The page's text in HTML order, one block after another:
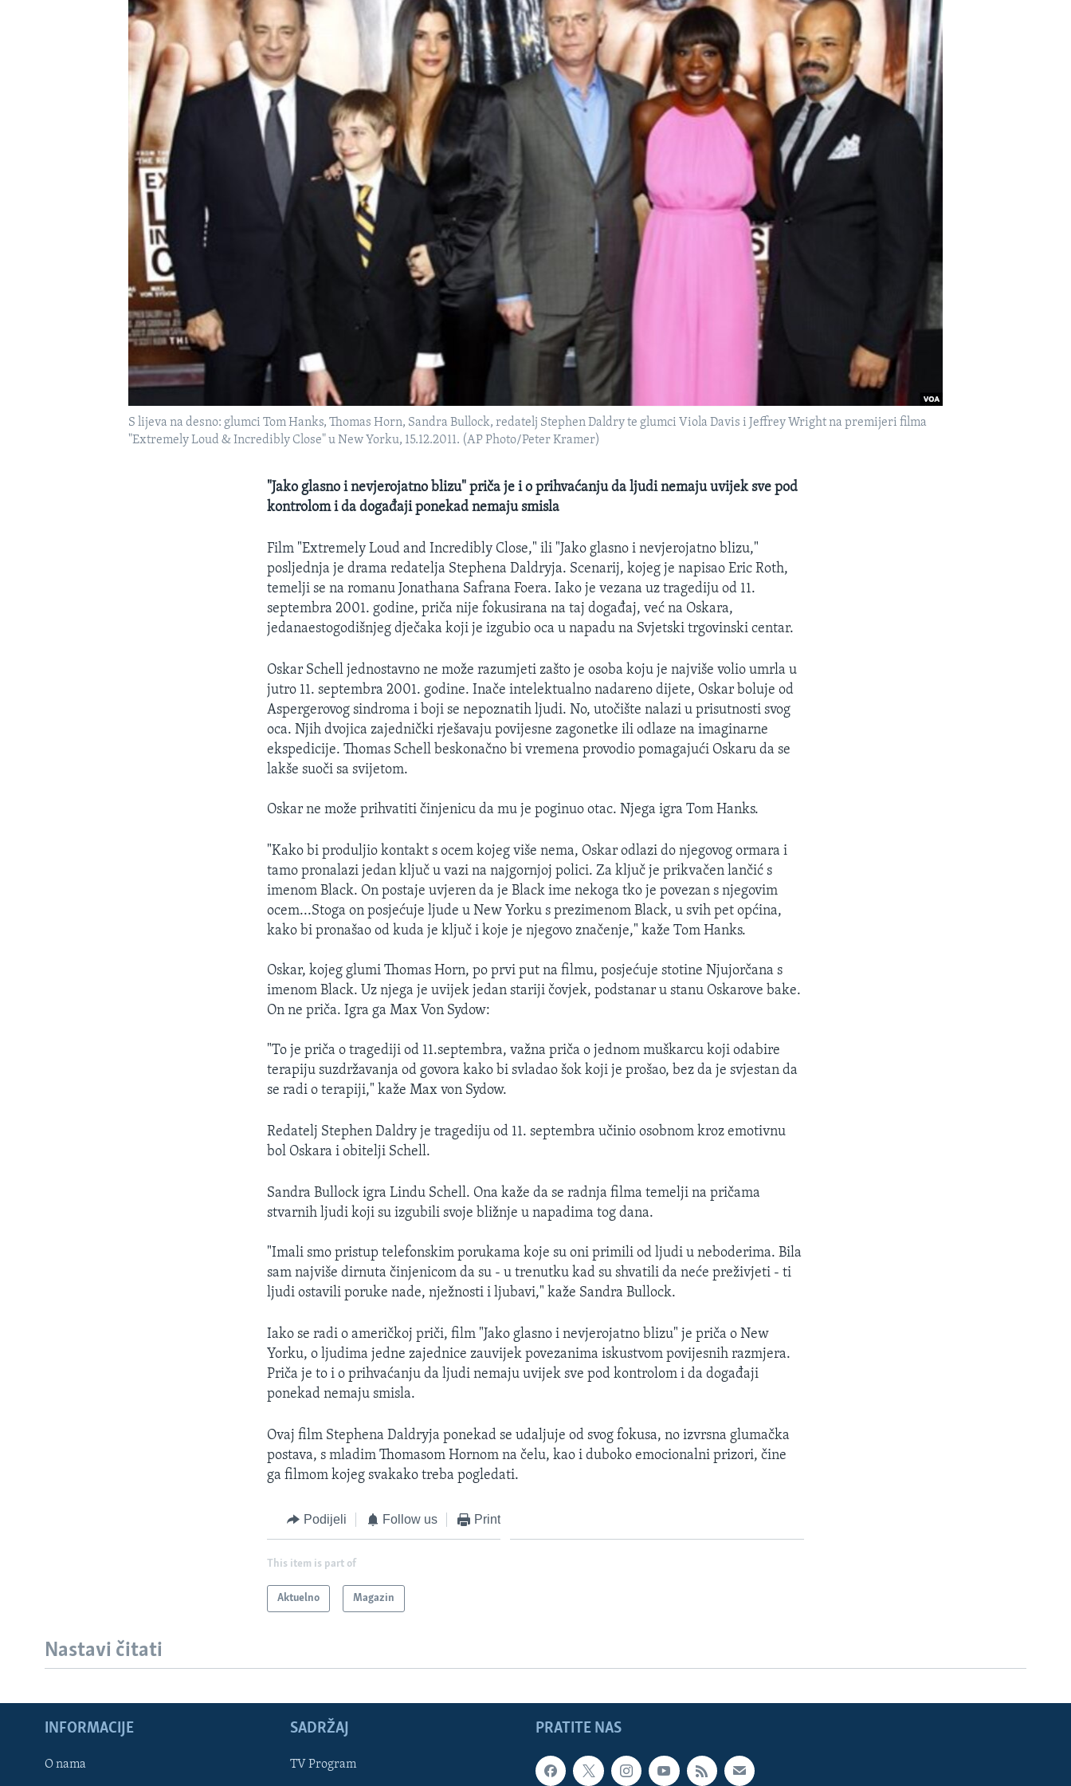
Learning English
S lijeva na desno: glumci Tom Hanks, Thomas Horn, Sandra Bullock, redatelj Stephen Daldry te glumci Viola Davis i Jeffrey Wright na premijeri filma
"Extremely Loud & Incredibly Close" u New Yorku, 15.12.2011. (AP Photo/Peter Kramer)
"Jako glasno i nevjerojatno blizu" priča je i o prihvaćanju da ljudi nemaju uvijek sve pod
kontrolom i da događaji ponekad nemaju smisla
Film "Extremely Loud and Incredibly Close," ili "Jako glasno i nevjerojatno blizu,"
posljednja je drama redatelja Stephena Daldryja. Scenarij, kojeg je napisao Eric Roth,
temelji se na romanu Jonathana Safrana Foera. Iako je vezana uz tragediju od 11.
septembra 2001. godine, priča nije fokusirana na taj događaj, već na Oskara,
jedanaestogodišnjeg dječaka koji je izgubio oca u napadu na Svjetski trgovinski centar.
Oskar Schell jednostavno ne može razumjeti zašto je osoba koju je najviše volio umrla u
jutro 11. septembra 2001. godine. Inače intelektualno nadareno dijete, Oskar boluje od
Aspergerovog sindroma i boji se nepoznatih ljudi. No, utočište nalazi u prisutnosti svog
oca. Njih dvojica zajednički rješavaju povijesne zagonetke ili odlaze na imaginarne
ekspedicije. Thomas Schell beskonačno bi vremena provodio pomagajući Oskaru da se
lakše suoči sa svijetom.
Oskar ne može prihvatiti činjenicu da mu je poginuo otac. Njega igra Tom Hanks.
"Kako bi produljio kontakt s ocem kojeg više nema, Oskar odlazi do njegovog ormara i
tamo pronalazi jedan ključ u vazi na najgornjoj polici. Za ključ je prikvačen lančić s
imenom Black. On postaje uvjeren da je Black ime nekoga tko je povezan s njegovim
ocem...Stoga on posjećuje ljude u New Yorku s prezimenom Black, u svih pet općina,
kako bi pronašao od kuda je ključ i koje je njegovo značenje," kaže Tom Hanks.
Oskar, kojeg glumi Thomas Horn, po prvi put na filmu, posjećuje stotine Njujorčana s
imenom Black. Uz njega je uvijek jedan stariji čovjek, podstanar u stanu Oskarove bake.
On ne priča. Igra ga Max Von Sydow:
"To je priča o tragediji od 11.septembra, važna priča o jednom muškarcu koji odabire
terapiju suzdržavanja od govora kako bi svladao šok koji je prošao, bez da je svjestan da
se radi o terapiji," kaže Max von Sydow.
Redatelj Stephen Daldry je tragediju od 11. septembra učinio osobnom kroz emotivnu
bol Oskara i obitelji Schell.
Sandra Bullock igra Lindu Schell. Ona kaže da se radnja filma temelji na pričama
stvarnih ljudi koji su izgubili svoje bližnje u napadima tog dana.
"Imali smo pristup telefonskim porukama koje su oni primili od ljudi u neboderima. Bila
sam najviše dirnuta činjenicom da su - u trenutku kad su shvatili da neće preživjeti - ti
ljudi ostavili poruke nade, nježnosti i ljubavi," kaže Sandra Bullock.
Iako se radi o američkoj priči, film "Jako glasno i nevjerojatno blizu" je priča o New
Yorku, o ljudima jedne zajednice zauvijek povezanima iskustvom povijesnih razmjera.
Priča je to i o prihvaćanju da ljudi nemaju uvijek sve pod kontrolom i da događaji
ponekad nemaju smisla.
Ovaj film Stephena Daldryja ponekad se udaljuje od svog fokusa, no izvrsna glumačka
postava, s mladim Thomasom Hornom na čelu, kao i duboko emocionalni prizori, čine
ga filmom kojeg svakako treba pogledati.
Podijeli Follow us Print
This item is part of
Aktuelno Magazin
Nastavi čitati
PRATITE NAS
INFORMACIJE
O nama
SADRŽAJ
TV Program